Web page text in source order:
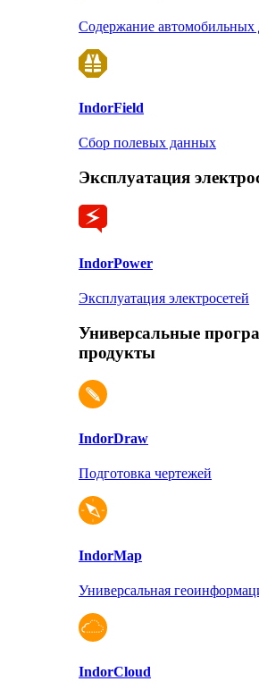
Содержание автомобильных
IndorField
Сбор полевых данных
Эксплуатация
IndorPower
Эксплуатация электросетей
Универсальные
продукты
IndorDraw
Подготовка чертежей
IndorMap
Универсальная
IndorCloud